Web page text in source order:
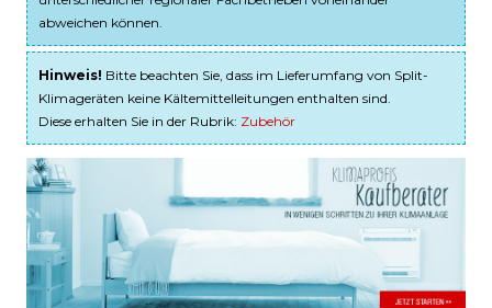
abweichen können.
Hinweis! Bitte beachten Sie, dass im Lieferumfang von Split-
Klimageräten keine Kältemittelleitungen enthalten sind.
Diese erhalten Sie in der Rubrik: Zubehör